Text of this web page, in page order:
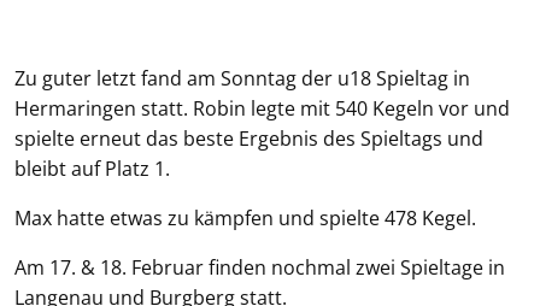
Zu guter letzt fand am Sonntag der u18 Spieltag in
Hermaringen statt. Robin legte mit 540 Kegeln vor und
spielte erneut das beste Ergebnis des Spieltags und
bleibt auf Platz 1.
Max hatte etwas zu kämpfen und spielte 478 Kegel.
Am 17. & 18. Februar finden nochmal zwei Spieltage in
Langenau und Burgberg statt.